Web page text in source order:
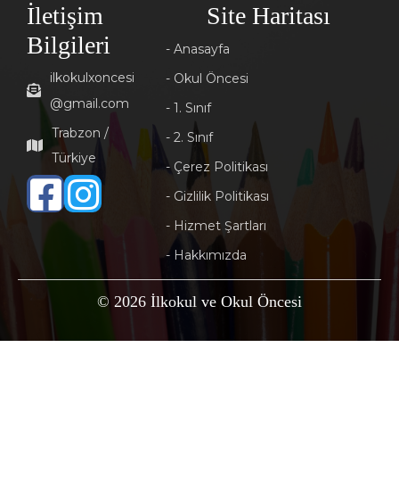
İletişim
Bilgileri
ilkokulxoncesi
@gmail.com
Trabzon /
Türkiye
Site Haritası
- Anasayfa
- Okul Öncesi
- 1. Sınıf
- 2. Sınıf
- Çerez Politikası
- Gizlilik Politikası
- Hizmet Şartları
- Hakkımızda
© 2026 İlkokul ve Okul Öncesi